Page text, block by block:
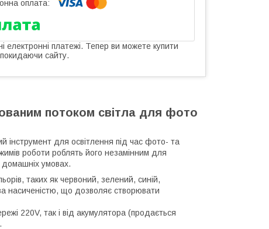
електронні платежі. Тепер ви можете купити
сайту.
потоком світла для фото
інструмент для освітлення під час фото- та
роботи роблять його незамінним для
домашніх умовах.
таких як червоний, зелений, синій,
насиченістю, що дозволяє створювати
220V, так і від акумулятора (продається